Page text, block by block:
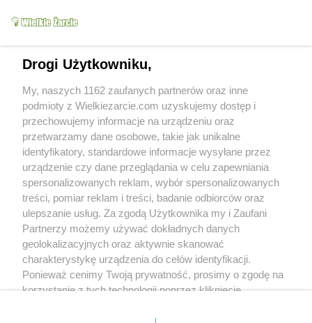
Orzeźwiający łatwy i
pyszny sok
5.4k 5 0
maniaczka gotowania 5
Od kiedy z nami:
2008-08-13
Status:
aktywny (offline)
Wypowiedzi na forum:
0
Wystawione komentarze:
9
Otrzymane komentarze:
Wyróżnienia
Drogi Użytkowniku,
My, naszych 1162 zaufanych partnerów oraz inne
podmioty z Wielkiezarcie.com uzyskujemy dostęp i
przechowujemy informacje na urządzeniu oraz
przetwarzamy dane osobowe, takie jak unikalne
identyfikatory, standardowe informacje wysyłane przez
urządzenie czy dane przeglądania w celu zapewniania
spersonalizowanych reklam, wybór spersonalizowanych
treści, pomiar reklam i treści, badanie odbiorców oraz
ulepszanie usług. Za zgodą Użytkownika my i Zaufani
Partnerzy możemy używać dokładnych danych
geolokalizacyjnych oraz aktywnie skanować
charakterystykę urządzenia do celów identyfikacji.
Ponieważ cenimy Twoją prywatność, prosimy o zgodę na
korzystanie z tych technologii poprzez kliknięcie
zmienić/wycofać klikając przycisk ustawień prywatności